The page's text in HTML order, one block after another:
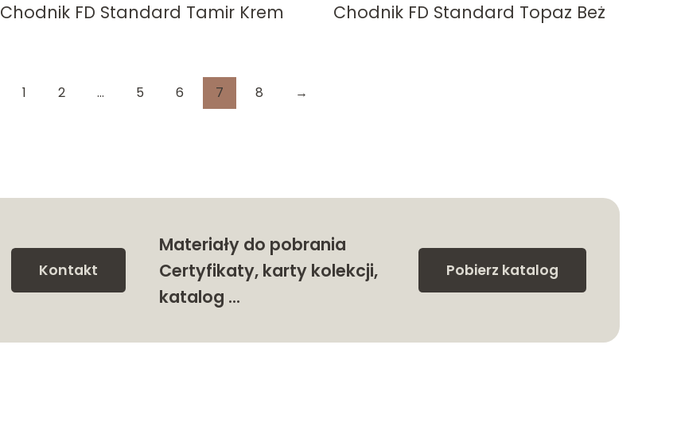
Chodnik FD Standard Tamir Krem Chodnik FD Standard Topaz Beż
1 2 … 5 6 7 8 →
Kontakt
Materiały do pobrania
Certyfikaty, karty kolekcji,
katalog …
Pobierz katalog